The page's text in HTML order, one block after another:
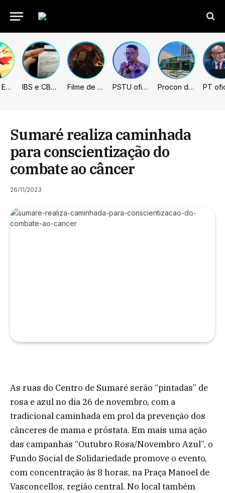
Fading Echo – Review IBS e CBS necessitarão constar nas notas fiscais com início desta 2ª. Entenda Filme de Elden Ring tem gravações concluídas, mas ainda fica longe do lançamento PSTU oficializa Hertz Dias como candidato à Presidência da República Procon de Sumaré promove mutirão de renegociação de dívidas com bancos, empresas e concessionárias
Sumaré realiza caminhada
para conscientização do
combate ao câncer
26/11/2023
As ruas do Centro de Sumaré serão “pintadas” de
rosa e azul no dia 26 de novembro, com a
tradicional caminhada em prol da prevenção dos
cânceres de mama e próstata. Em mais uma ação
das campanhas “Outubro Rosa/Novembro Azul”, o
Fundo Social de Solidariedade promove o evento,
com concentração às 8 horas, na Praça Manoel de
Vasconcellos, região central. No local também